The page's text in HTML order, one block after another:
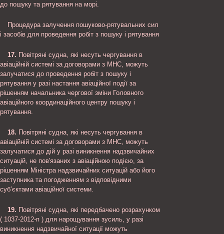
до пошуку та рятування на морі.
Процедура залучення пошуково-рятувальних сил
і засобів для проведення робіт з пошуку і рятування
17. Повітряні судна, які несуть чергування в
авіаційній системі за договорами з МНС, можуть
залучатися до проведення робіт з пошуку і
рятування у разі настання авіаційної події за
рішенням начальника чергової зміни Головного
авіаційного координаційного центру пошуку і
рятування.
18. Повітряні судна, які несуть чергування в
авіаційній системі за договорами з МНС, можуть
залучатися до дій у разі виникнення надзвичайних
ситуацій, не пов'язаних з авіаційною подією, за
рішенням Міністра надзвичайних ситуацій або його
заступника та погодженням з відповідними
суб’єктами авіаційної системи.
19. Повітряні судна, які передбачено розрахунком
( 1037-2012-п ) для нарощування зусиль, у разі
виникнення надзвичайної ситуації можуть